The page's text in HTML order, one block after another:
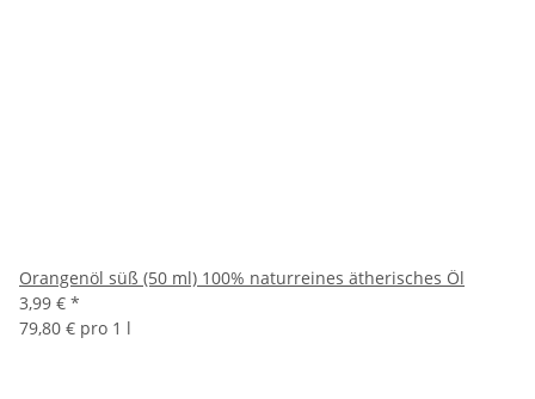
Orangenöl süß (50 ml) 100% naturreines ätherisches Öl
3,99 € *
79,80 € pro 1 l